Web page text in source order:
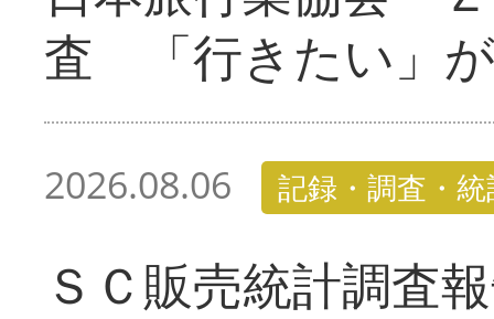
査 「行きたい」
2026.08.06 記録・調査・
ＳＣ販売統計調査